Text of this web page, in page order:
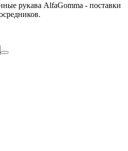
рукава AlfaGomma - поставки